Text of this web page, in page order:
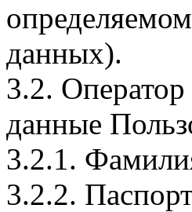
данных).
3.2.
данные
3.2.1.
3.2.2.